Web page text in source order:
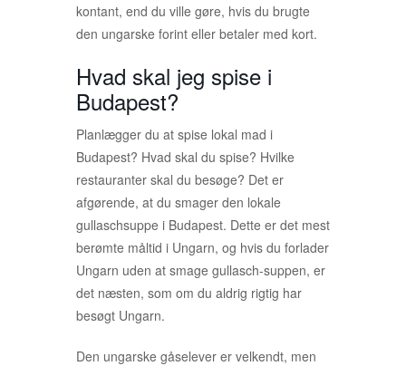
kontant, end du ville gøre, hvis du brugte
den ungarske forint eller betaler med kort.
Hvad skal jeg spise i
Budapest?
Planlægger du at spise lokal mad i
Budapest? Hvad skal du spise? Hvilke
restauranter skal du besøge? Det er
afgørende, at du smager den lokale
gullaschsuppe i Budapest. Dette er det mest
berømte måltid i Ungarn, og hvis du forlader
Ungarn uden at smage gullasch-suppen, er
det næsten, som om du aldrig rigtig har
besøgt Ungarn.
Den ungarske gåselever er velkendt, men